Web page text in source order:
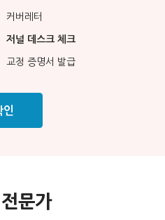
커버레터
저널 데스크 체크
교정 증명서 발급
인
문가